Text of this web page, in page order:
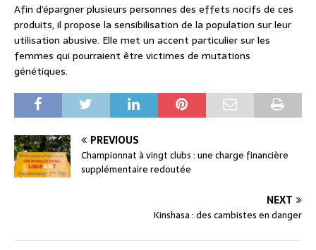
Afin d’épargner plusieurs personnes des effets nocifs de ces
produits, il propose la sensibilisation de la population sur leur
utilisation abusive. Elle met un accent particulier sur les
femmes qui pourraient être victimes de mutations
génétiques.
PREVIOUS
Championnat à vingt clubs : une charge financière
supplémentaire redoutée
NEXT
Kinshasa : des cambistes en danger